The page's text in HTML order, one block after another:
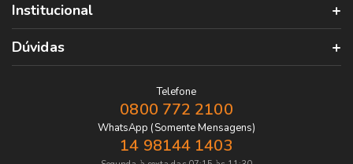
Institucional
Dúvidas
Telefone
0800 772 2100
WhatsApp (Somente Mensagens)
14 98144 1403